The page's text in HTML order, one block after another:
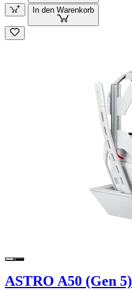
In den Warenkorb
ASTRO A50 (Gen 5)